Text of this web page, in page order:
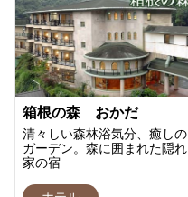
箱根の森 おかだ
清々しい森林浴気分、癒しの
ガーデン。森に囲まれた隠れ
家の宿